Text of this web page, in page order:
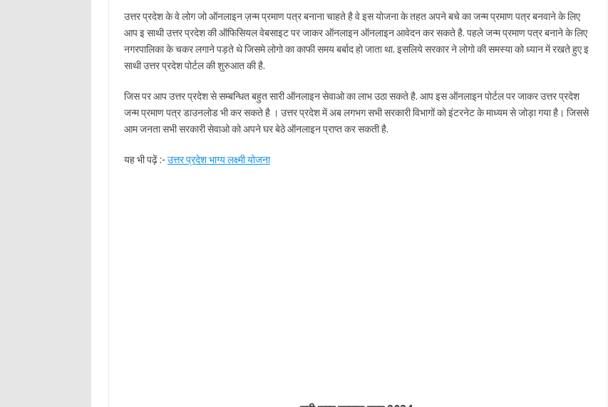
उत्तर प्रदेश के वे लोग जो ऑनलाइन ज़न्म प्रमाण पत्र बनाना चाहते है वे इस योजना के तहत अपने बचे का जन्म प्रमाण पत्र बनवाने के लिए
आप इ साथी उत्तर प्रदेश की ऑफिसियल वेबसाइट पर जाकर ऑनलाइन ऑनलाइन आवेदन कर सकते है. पहले जन्म प्रमाण पत्र बनाने के लिए
नगरपालिका के चकर लगाने पड़ते थे जिसमे लोगो का काफी समय बर्बाद हो जाता था. इसलिये सरकार ने लोगो की समस्या को ध्यान में रखते हुए इ
साथी उत्तर प्रदेश पोर्टल की शुरुआत की है.
जिस पर आप उत्तर प्रदेश से सम्बन्धित बहुत सारी ऑनलाइन सेवाओ का लाभ उठा सकते है. आप इस ऑनलाइन पोर्टल पर जाकर उत्तर प्रदेश
जन्म प्रमाण पत्र डाउनलोड भी कर सकते है । उत्तर प्रदेश में अब लगभग सभी सरकारी विभागों को इंटरनेट के माध्यम से जोड़ा गया है। जिससे
आम जनता सभी सरकारी सेवाओ को अपने घर बेठे ऑनलाइन प्राप्त कर सकती है.
यह भी पढ़ें :- उत्तर प्रदेश भाग्य लक्ष्मी योजना